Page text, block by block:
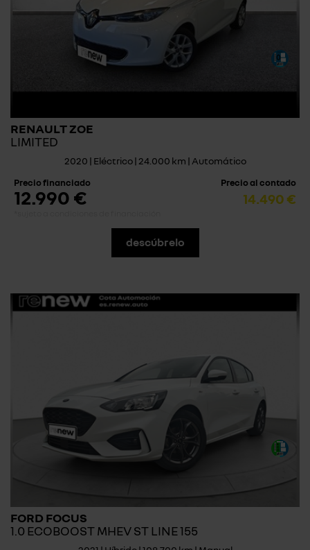
RENAULT ZOE
LIMITED
2020 | Eléctrico | 24.000 km | Automático
Precio financiado
12.990 €
Precio al contado
14.490 €
descúbrelo
FORD FOCUS
1.0 ECOBOOST MHEV ST LINE 155